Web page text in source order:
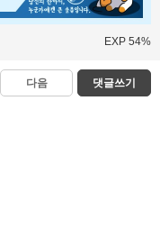
EXP 54%
다음 댓글쓰기